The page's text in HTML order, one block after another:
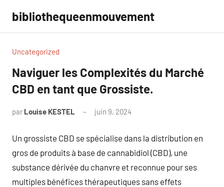
contenu
bibliothequeenmouvement
Uncategorized
Naviguer les Complexités du Marché
CBD en tant que Grossiste.
par Louise KESTEL juin 9, 2024
Un grossiste CBD se spécialise dans la distribution en
gros de produits à base de cannabidiol (CBD), une
substance dérivée du chanvre et reconnue pour ses
multiples bénéfices thérapeutiques sans effets